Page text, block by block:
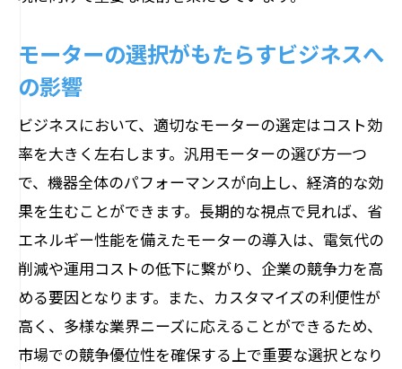
特殊環境に対応するモーターの特性
モーターの環境適応性と耐久性
モーターの選択がもたらすビジネスへ
の影響
ビジネスにおいて、適切なモーターの選定はコスト効
率を大きく左右します。汎用モーターの選び方一つ
で、機器全体のパフォーマンスが向上し、経済的な効
果を生むことができます。長期的な視点で見れば、省
エネルギー性能を備えたモーターの導入は、電気代の
削減や運用コストの低下に繋がり、企業の競争力を高
める要因となります。また、カスタマイズの利便性が
高く、多様な業界ニーズに応えることができるため、
市場での競争優位性を確保する上で重要な選択となり